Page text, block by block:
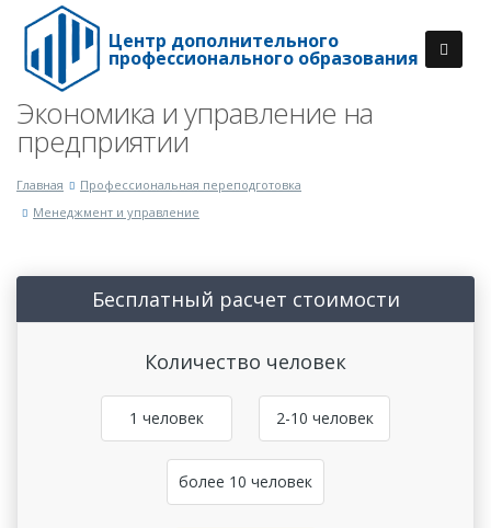
Центр дополнительного
профессионального образования
Экономика и управление на
предприятии
Главная
Профессиональная переподготовка
Менеджмент и управление
Бесплатный расчет стоимости
Количество человек
1 человек 2-10 человек
более 10 человек